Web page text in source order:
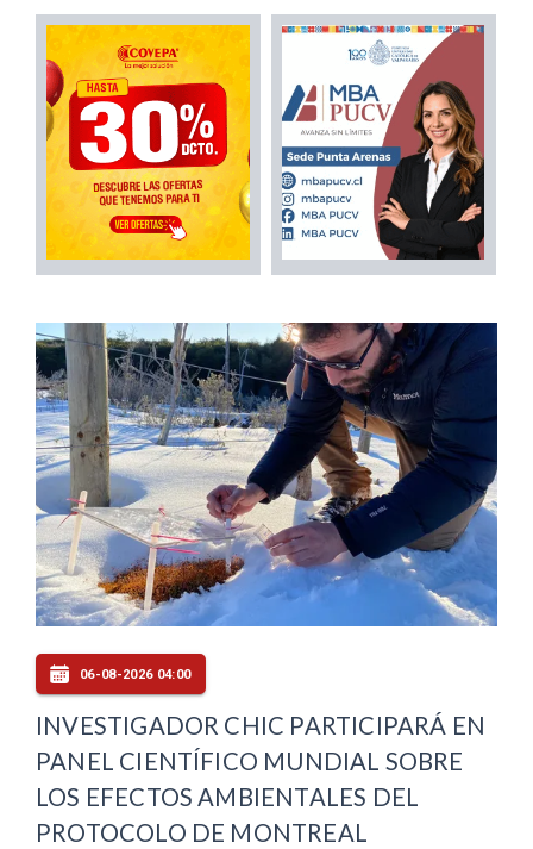
06-08-2026 04:00
INVESTIGADOR CHIC PARTICIPARÁ EN
PANEL CIENTÍFICO MUNDIAL SOBRE
LOS EFECTOS AMBIENTALES DEL
PROTOCOLO DE MONTREAL